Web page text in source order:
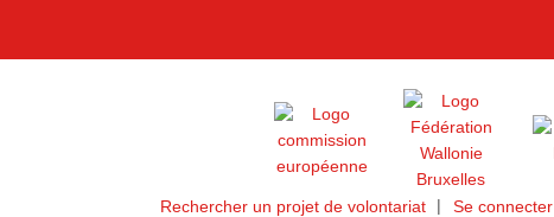
Rechercher un projet de volontariat Se connecter